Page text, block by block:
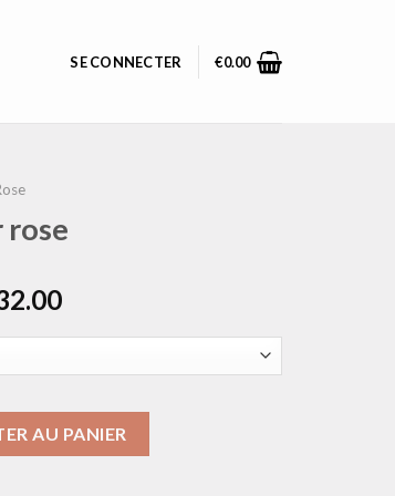
SE CONNECTER €0.00
rose
AU PANIER